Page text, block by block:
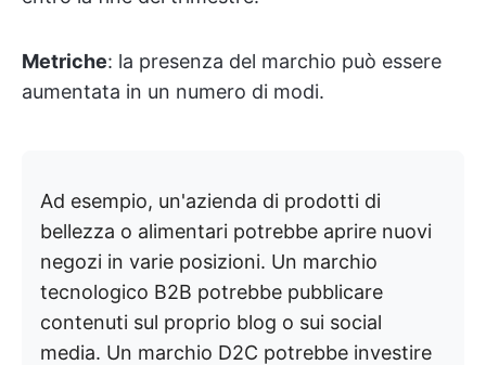
Metriche: la presenza del marchio può essere
aumentata in un numero di modi.
Ad esempio, un'azienda di prodotti di
bellezza o alimentari potrebbe aprire nuovi
negozi in varie posizioni. Un marchio
tecnologico B2B potrebbe pubblicare
contenuti sul proprio blog o sui social
media. Un marchio D2C potrebbe investire